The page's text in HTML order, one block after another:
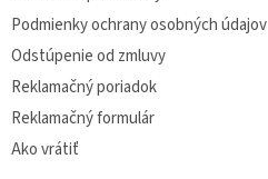
u
Podmienky ochrany osobných údajov
Odstúpenie od zmluvy
Reklamačný poriadok
Reklamačný formulár
Ako vrátiť